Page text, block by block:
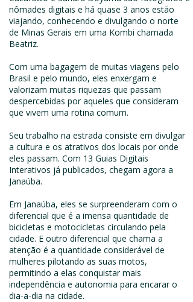
nômades digitais e há quase 3 anos estão
viajando, conhecendo e divulgando o norte
de Minas Gerais em uma Kombi chamada
Beatriz.
Com uma bagagem de muitas viagens pelo
Brasil e pelo mundo, eles enxergam e
valorizam muitas riquezas que passam
despercebidas por aqueles que consideram
que vivem uma rotina comum.
Seu trabalho na estrada consiste em divulgar
a cultura e os atrativos dos locais por onde
eles passam. Com 13 Guias Digitais
Interativos já publicados, chegam agora a
Janaúba.
Em Janaúba, eles se surpreenderam com o
diferencial que é a imensa quantidade de
bicicletas e motocicletas circulando pela
cidade. E outro diferencial que chama a
atenção é a quantidade considerável de
mulheres pilotando as suas motos,
permitindo a elas conquistar mais
independência e autonomia para encarar o
dia-a-dia na cidade.